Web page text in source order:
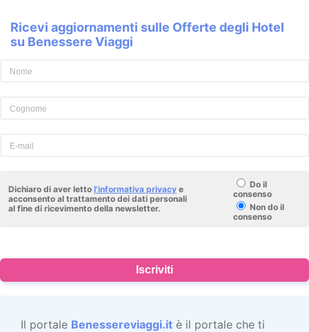
Ricevi aggiornamenti sulle Offerte degli Hotel
su Benessere Viaggi
Dichiaro di aver letto l'informativa privacy e
acconsento al trattamento dei dati personali
al fine di ricevimento della newsletter.
Do il
consenso
Non do il
consenso
Iscriviti
Il portale Benessereviaggi.it è il portale che ti